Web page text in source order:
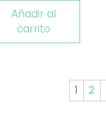
Añadir al
carrito
1 2